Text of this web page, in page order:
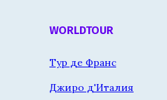
WORLDTOUR
Тур де Франс
Джиро д'Италия